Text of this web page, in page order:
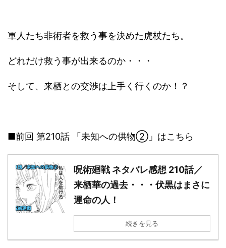
軍人たち非術者を救う事を決めた虎杖たち。
どれだけ救う事が出来るのか・・・
そして、来栖との交渉は上手く行くのか！？
■前回 第210話 「未知への供物②」はこちら
呪術廻戦 ネタバレ感想 210話／
来栖華の過去・・・伏黒はまさに
運命の人！
続きを見る